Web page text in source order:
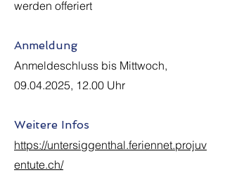
werden offeriert
Anmeldung
Anmeldeschluss bis Mittwoch,
09.04.2025, 12.00 Uhr
Weitere Infos
https://untersiggenthal.feriennet.projuv
entute.ch/